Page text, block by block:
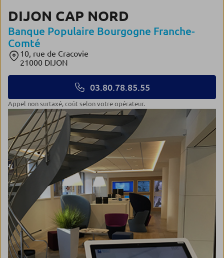
DIJON CAP NORD
Banque Populaire Bourgogne Franche-
Comté
10, rue de Cracovie
21000 DIJON
03.80.78.85.55
Appel non surtaxé, coût selon votre opérateur.